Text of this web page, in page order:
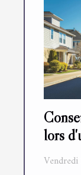
lors